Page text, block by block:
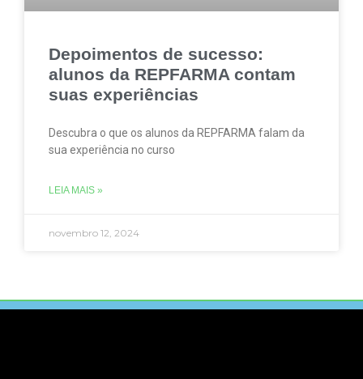
Depoimentos de sucesso:
alunos da REPFARMA contam
suas experiências
Descubra o que os alunos da REPFARMA falam da
sua experiência no curso
LEIA MAIS »
novembro 12, 2024